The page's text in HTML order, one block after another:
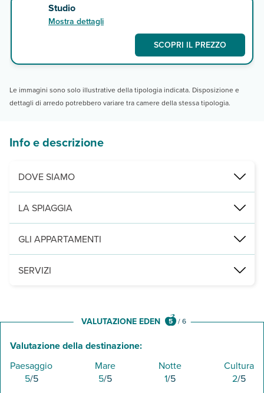
Studio
Mostra dettagli
SCOPRI IL PREZZO
Le immagini sono solo illustrative della tipologia indicata. Disposizione e
dettagli di arredo potrebbero variare tra camere della stessa tipologia.
Info e descrizione
DOVE SIAMO
Agia Paraskevi, a 250 m dall’omonima spiaggia, 500 dalla zona
LA SPIAGGIA
a 250 m spiaggia di Agia Paraskevi, sabbiosa e attrezzata con
GLI APPARTAMENTI
12 studio disposti su 2 piani, con servizi privati, asciugacapelli,
SERVIZI
VALUTAZIONE EDEN 5 /6
Valutazione della destinazione:
Paesaggio
5/5
Mare
5/5
Notte
1/5
Cultura
2/5